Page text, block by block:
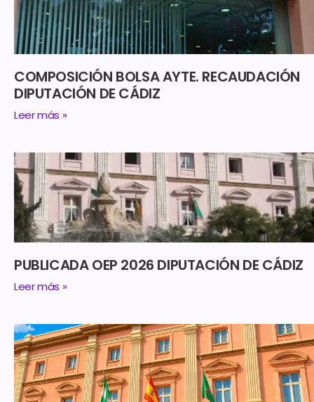
COMPOSICIÓN BOLSA AYTE. RECAUDACIÓN
DIPUTACIÓN DE CÁDIZ
Leer más »
PUBLICADA OEP 2026 DIPUTACIÓN DE CÁDIZ
Leer más »